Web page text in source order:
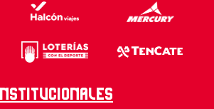
Institucionales